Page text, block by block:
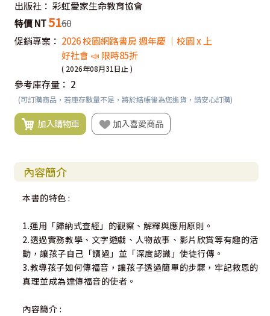
出版社： 彩虹愛家生命教育協會
特價 NT5160
促銷專案： 2026 校園網路書房 週年慶 ｜校園 x 上
好社會 📣 限時85折
( 2026年08月31日止 )
參考庫存量： 2
(可訂購商品，若庫存數量不足，將於結帳後為您進貨，請安心訂購)
加入購物車 加入喜愛商品
內容簡介
本書的特色 :
1.運用「歸納式查經」的觀察、解釋與應用原則。
2.透過實務教學、文字遊戲、人物故事、影片欣賞等有趣的活
動，讓孩子自己「讀過」並「深度認識」使徒行傳。
3.教導孩子如何傳福音，讓孩子透過簡單的步驟，牢記救恩的
真理並成為達傳福音的使者。
內容簡介 :